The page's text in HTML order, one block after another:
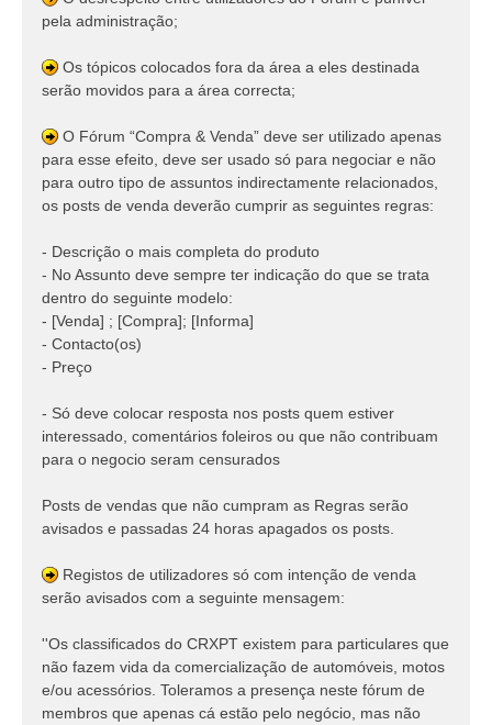
pela administração;
Os tópicos colocados fora da área a eles destinada
serão movidos para a área correcta;
O Fórum “Compra & Venda” deve ser utilizado apenas
para esse efeito, deve ser usado só para negociar e não
para outro tipo de assuntos indirectamente relacionados,
os posts de venda deverão cumprir as seguintes regras:
- Descrição o mais completa do produto
- No Assunto deve sempre ter indicação do que se trata
dentro do seguinte modelo:
- [Venda] ; [Compra]; [Informa]
- Contacto(os)
- Preço
- Só deve colocar resposta nos posts quem estiver
interessado, comentários foleiros ou que não contribuam
para o negocio seram censurados
Posts de vendas que não cumpram as Regras serão
avisados e passadas 24 horas apagados os posts.
Registos de utilizadores só com intenção de venda
serão avisados com a seguinte mensagem:
''Os classificados do CRXPT existem para particulares que
não fazem vida da comercialização de automóveis, motos
e/ou acessórios. Toleramos a presença neste fórum de
membros que apenas cá estão pelo negócio, mas não